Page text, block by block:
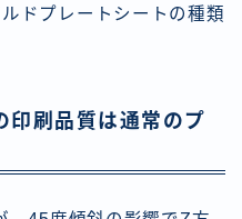
ドプレートシートの種類
印刷品質は通常のプ